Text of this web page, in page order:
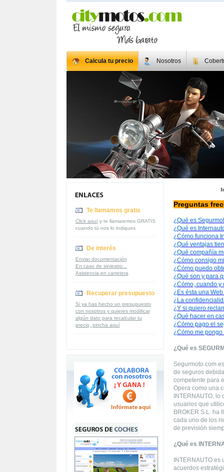
Calcula tu precio Nosotros
Te llamamos gratis
Click aquíy te llamaremos GRATIS
cuando tú nos lo indiques
De interés
Enviar documentación
En caso de siniestro...
Asistencia en carretera
Recuperar presupuesto
Si ya has hecho un presupuesto
con nosotros y quieres modificar
algún dato para recalcular tu
precio, pincha aquí
Preguntas
¿Qué es
¿Qué es
¿Cómo funciona
¿Qué ventajas
¿Qué compañía
¿Cómo consigo
¿Cómo puedo
¿Qué son y para
¿Cómo, cuando y
¿Es ésta una
¿La
¿Y si quiero
¿Qué hacer en
¿Cómo pago el
¿Cómo me
¿Qué es
Segurmoto.com
de seguros
competente para
Opera como una
INTERNAUTO,
usuarios que
BROKER S.L. ha
cada uno de los
de previsión
¿Qué es
INTERNAUTO
acuerdos